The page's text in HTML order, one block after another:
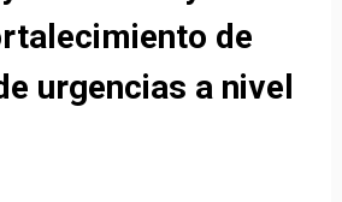
de
urgencias a nivel